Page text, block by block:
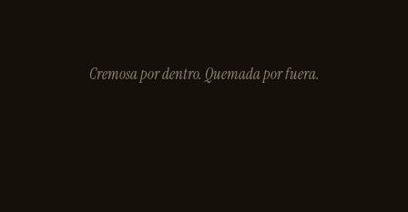
Cremosa por dentro. Quemada por fuera.